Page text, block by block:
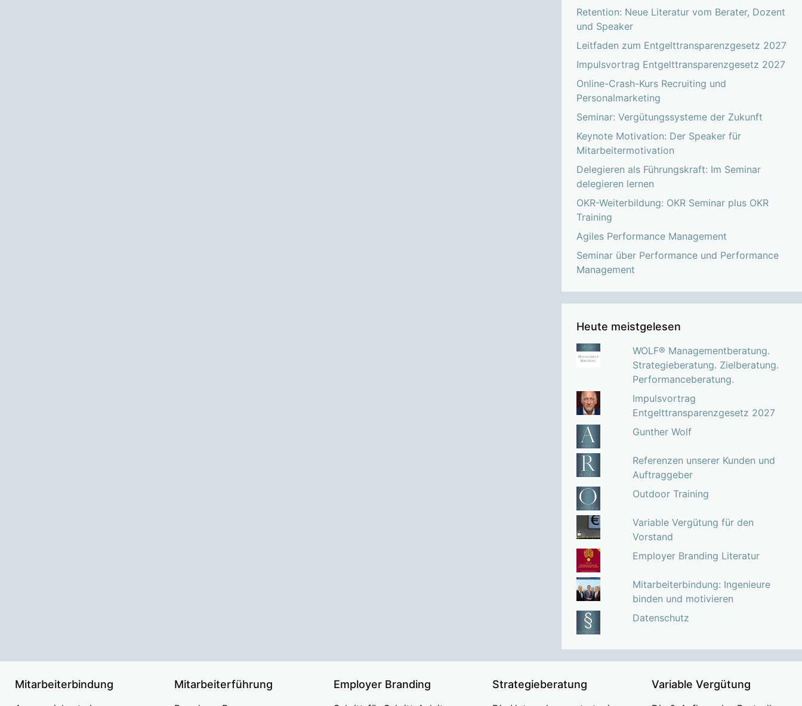
Retention: Neue Literatur vom Berater, Dozent
und Speaker
Leitfaden zum Entgelttransparenzgesetz 2027
Impulsvortrag Entgelttransparenzgesetz 2027
Online-Crash-Kurs Recruiting und
Personalmarketing
Seminar: Vergütungssysteme der Zukunft
Keynote Motivation: Der Speaker für
Mitarbeitermotivation
Delegieren als Führungskraft: Im Seminar
delegieren lernen
OKR-Weiterbildung: OKR Seminar plus OKR
Training
Agiles Performance Management
Seminar über Performance und Performance
Management
Heute meistgelesen
WOLF® Managementberatung.
Strategieberatung. Zielberatung.
Performanceberatung.
Impulsvortrag
Entgelttransparenzgesetz 2027
Gunther Wolf
Referenzen unserer Kunden und
Auftraggeber
Outdoor Training
Variable Vergütung für den
Vorstand
Employer Branding Literatur
Mitarbeiterbindung: Ingenieure
binden und motivieren
Datenschutz
Mitarbeiterbindung Mitarbeiterführung Employer Branding Strategieberatung Variable Vergütung